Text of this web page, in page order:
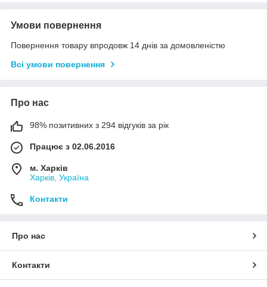
Умови повернення
Повернення товару впродовж 14 днів за домовленістю
Всі умови повернення
Про нас
98% позитивних з 294 відгуків за рік
Працює з 02.06.2016
м. Харків
Харків, Україна
Контакти
Про нас
Контакти